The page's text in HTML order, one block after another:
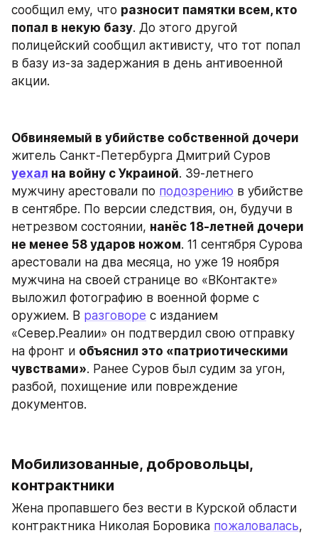
сообщил ему, что разносит памятки всем, кто
попал в некую базу. До этого другой
полицейский сообщил активисту, что тот попал
в базу из-за задержания в день антивоенной
акции.
Обвиняемый в убийстве собственной дочери
уехал на войну с Украиной. 39-летнего
мужчину арестовали по подозрению в убийстве
в сентябре. По версии следствия, он, будучи в
нетрезвом состоянии, нанёс 18-летней дочери
не менее 58 ударов ножом. 11 сентября Сурова
арестовали на два месяца, но уже 19 ноября
мужчина на своей странице во «ВКонтакте»
выложил фотографию в военной форме с
оружием. В разговоре с изданием
«Север.Реалии» он подтвердил свою отправку
на фронт и объяснил это «патриотическими
чувствами». Ранее Суров был судим за угон,
разбой, похищение или повреждение
документов.
Мобилизованные, добровольцы,
контрактники
Жена пропавшего без вести в Курской области
контрактника Николая Боровика пожаловалась,